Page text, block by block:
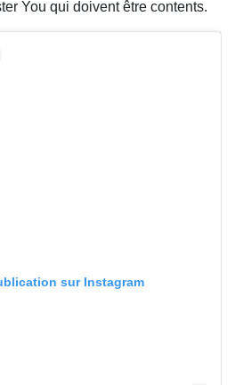
You qui doivent être contents.
sur Instagram